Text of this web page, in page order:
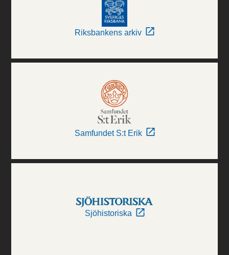
Riksbankens arkiv
Samfundet S:t Erik
Sjöhistoriska